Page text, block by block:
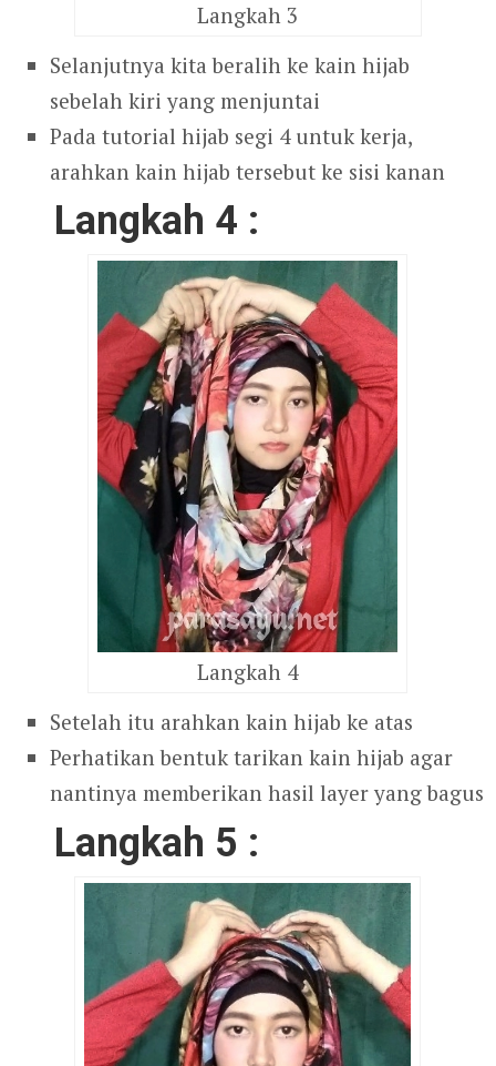
Langkah 3
Selanjutnya kita beralih ke kain hijab
sebelah kiri yang menjuntai
Pada tutorial hijab segi 4 untuk kerja,
arahkan kain hijab tersebut ke sisi kanan
Langkah 4 :
Langkah 4
Setelah itu arahkan kain hijab ke atas
Perhatikan bentuk tarikan kain hijab agar
nantinya memberikan hasil layer yang bagus
Langkah 5 :